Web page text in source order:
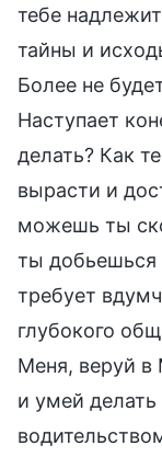
тебе
тайны и
Более не
Наступает
делать? Как
вырасти и
можешь ты
ты добьешься
требует
глубокого
Меня, веруй в
и умей